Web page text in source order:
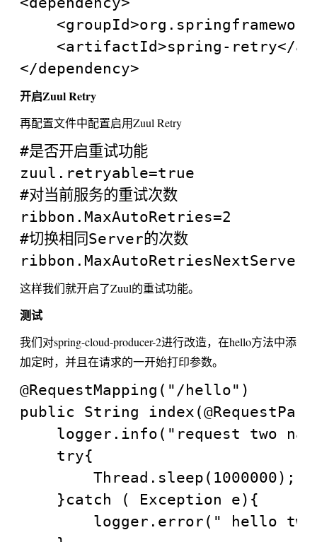
开启Zuul Retry
再配置文件中配置启用Zuul Retry
#是否开启重试功能
zuul.retryable=true
#对当前服务的重试次数
ribbon.MaxAutoRetries=2
#切换相同Server的次数
这样我们就开启了Zuul的重试功能。
测试
我们对spring-cloud-producer-2进行改造，在hello方法中添
加定时，并且在请求的一开始打印参数。
@RequestMapping("/hello")
public String
logger.info("request two
    try{
        Thread.sleep(1000000);
    }catch ( Exception e){
logger.error(" hello